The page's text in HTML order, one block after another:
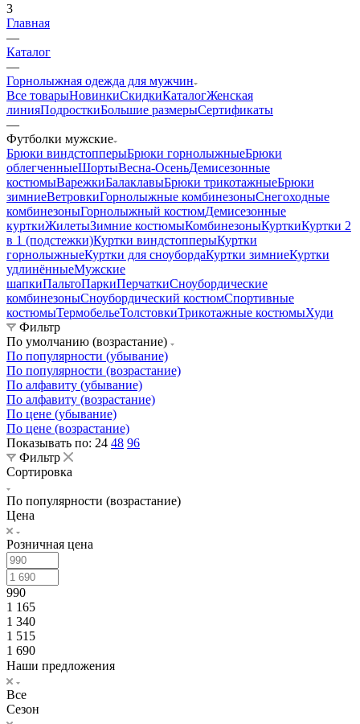
3
Главная
—
Каталог
—
Горнолыжная одежда для мужчин
Все товарыНовинкиСкидкиКаталогЖенская
линияПодросткиБольшие размерыСертификаты
—
Футболки мужские
Брюки виндстопперыБрюки горнолыжныеБрюки
облегченныеШортыВесна-ОсеньДемисезонные
костюмыВарежкиБалаклавыБрюки трикотажныеБрюки
зимниеВетровкиГорнолыжные комбинезоныСнегоходные
комбинезоныГорнолыжный костюмДемисезонные
курткиЖилетыЗимние костюмыКомбинезоныКурткиКуртки 2
в 1 (подстежки)Куртки виндстопперыКуртки
горнолыжныеКуртки для сноубордаКуртки зимниеКуртки
удлинённыеМужские
шапкиПальтоПаркиПерчаткиСноубордические
комбинезоныСноубордический костюмСпортивные
костюмыТермобельеТолстовкиТрикотажные костюмыХуди
Фильтр
По умолчанию (возрастание)
По популярности (убывание)
По популярности (возрастание)
По алфавиту (убывание)
По алфавиту (возрастание)
По цене (убывание)
По цене (возрастание)
Показывать по: 24 48 96
Фильтр
Сортировка
По популярности (возрастание)
Цена
Розничная цена
990
1 165
1 340
1 515
1 690
Наши предложения
Все
Сезон